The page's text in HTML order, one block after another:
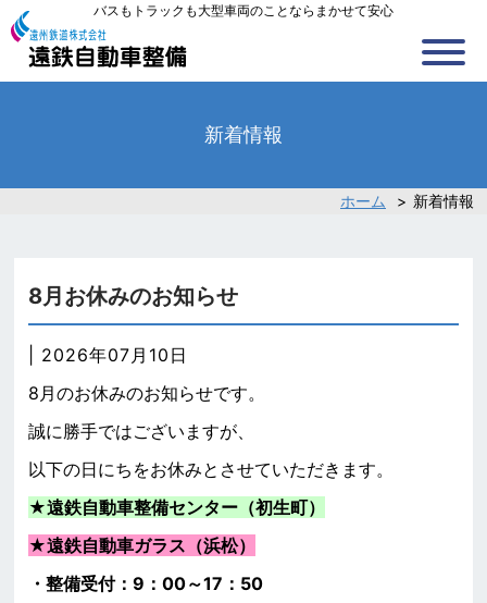
バスもトラックも大型車両のことならまかせて安心
新着情報
ホーム > 新着情報
8月お休みのお知らせ
| 2026年07月10日
8月のお休みのお知らせです。
誠に勝手ではございますが、
以下の日にちをお休みとさせていただきます。
★遠鉄自動車整備センター（初生町）
★遠鉄自動車ガラス（浜松）
・整備受付：9：00～17：50